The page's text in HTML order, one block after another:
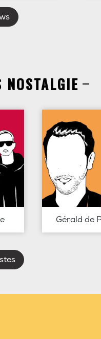
NOSTALGIE
Gérald de